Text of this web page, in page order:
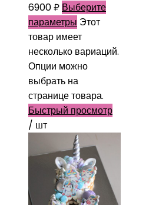
6900₽ Выберите
параметры Этот
товар имеет
несколько вариаций.
Опции можно
выбрать на
странице товара.
Быстрый просмотр
/ шт